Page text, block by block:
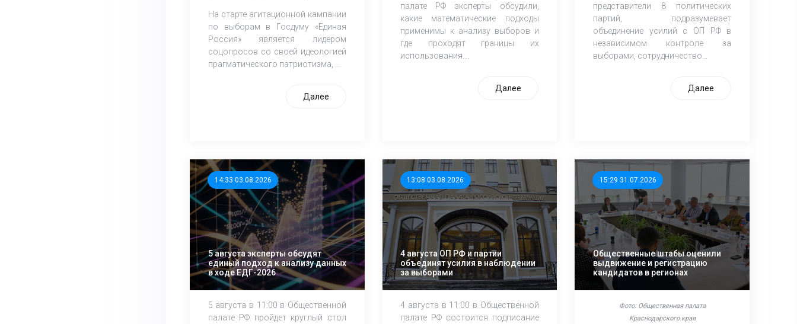
На старте агитационной кампании
по выборам в Госдуму «Единая
Россия» является лидером
соцопросов со своей идеологией
прагматического патриотизма, ...
Далее
палате РФ эксперты обсудили,
какие математические подходы
применимы к анализу выборов и
где проходят границы их
использования....
Далее
представители 8 политических
партий, подразумевает
объединение усилий с ОП РФ в
независимом контроле за
выборами, сотрудничество...
Далее
14:33 03.08.2026
5 августа эксперты обсудят
единый подход к анализу данных
в ходе ЕДГ-2026
5 августа в 11:00 в Общественной
палате РФ пройдет круглый стол
13:08 03.08.2026
4 августа ОП РФ и партии
объединят усилия в наблюдении
за выборами
4 августа в 11:00 в Общественной
палате РФ состоится подписание
15:29 31.07.2026
Общественные штабы оценили
выдвижение и регистрацию
кандидатов в регионах
Фото: Общественная палата
Краснодарского края